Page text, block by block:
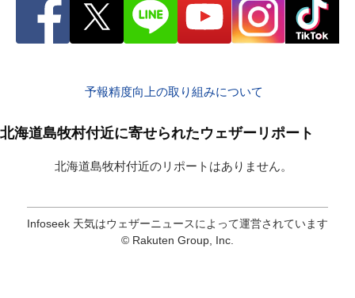
予報精度向上の取り組みについて
北海道島牧村付近に寄せられたウェザーリポート
北海道島牧村付近のリポートはありません。
Infoseek 天気はウェザーニュースによって運営されています
© Rakuten Group, Inc.